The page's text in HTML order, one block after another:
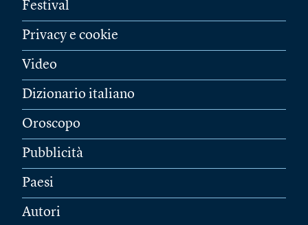
Festival
Privacy e cookie
Video
Dizionario italiano
Oroscopo
Pubblicità
Paesi
Autori